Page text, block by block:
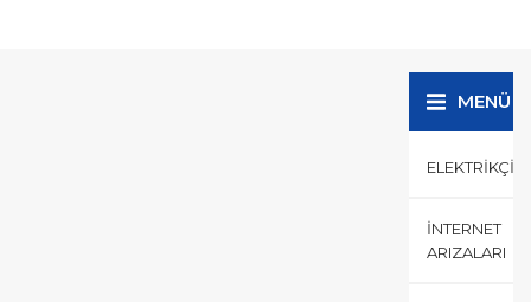
MENÜ
ELEKTRIKÇI
İNTERNET
ARIZALARI